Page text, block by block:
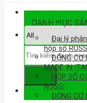
Assign a menu in
DANH MỤC
Đại lý
hộp số
ĐỘNG CƠ
MADE IN
HỘP SỐ
ROSSI
ĐỘNG CƠ